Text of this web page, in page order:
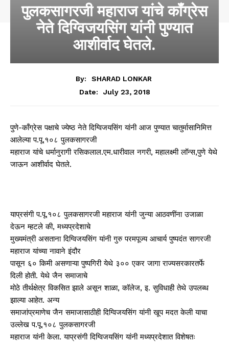
पुलकसागरजी महाराज यांचे कॉंग्रेस
नेते दिग्विजयसिंग यांनी पुण्यात
आशीर्वाद घेतले.
By:
SHARAD LONKAR
Date:
July 23, 2018
पुणे-कॉंग्रेस पक्षाचे ज्येष्ठ नेते दिग्विजयसिंग यांनी आज पुण्यात चातुर्मासानिमित्त
आलेल्या प.पू.१०८ पुलकसागरजी
महाराज यांचे धर्मानुरागी रसिकलाल.एम.धारीवाल नगरी, महालक्ष्मी लॉन्स,पुणे येथे
जाऊन आशीर्वाद घेतले.
याप्रसंगी प.पू.१०८ पुलकसागरजी महाराज यांनी जुन्या आठवणींना उजाळा
देऊन म्हटले की, मध्यप्रदेशाचे
मुख्यमंत्री असताना दिग्विजयसिंग यांनी गुरु परमपूज्य आचार्य पुष्पदंत सागरजी
महाराज यांच्या नावाने इंदौर
पासून ६० किमी असणाऱ्या पुष्पगिरी येथे ३०० एकर जागा राज्यसरकारतर्फे
दिली होती. येथे जैन समाजाचे
मोठे तीर्थक्षेत्र विकसित झाले असून शाळा, कॉलेज, इ. सुविधाही तेथे उपलब्ध
झाल्या आहेत. अन्य
समाजांप्रमाणेच जैन समाजासाठीही दिग्विजयसिंग यांनी खूप मदत केली याचा
उल्लेख प.पू.१०८ पुलकसागरजी
महाराज यांनी केला. याप्रसंगी दिग्विजयसिंग यांनी मध्यप्रदेशात विशेषतः